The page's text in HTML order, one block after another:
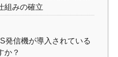
組みの確立
発信機が導入されている
か？